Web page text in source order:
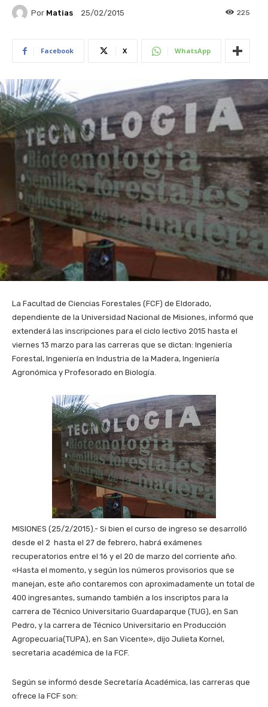
Por Matias 25/02/2015 225
Facebook X WhatsApp
La Facultad de Ciencias Forestales (FCF) de Eldorado,
dependiente de la Universidad Nacional de Misiones, informó que
extenderá las inscripciones para el ciclo lectivo 2015 hasta el
viernes 13 marzo para las carreras que se dictan: Ingeniería
Forestal, Ingeniería en Industria de la Madera, Ingeniería
Agronómica y Profesorado en Biología.
MISIONES (25/2/2015).- Si bien el curso de ingreso se desarrolló
desde el 2 hasta el 27 de febrero, habrá exámenes
recuperatorios entre el 16 y el 20 de marzo del corriente año.
«Hasta el momento, y según los números provisorios que se
manejan, este año contaremos con aproximadamente un total de
400 ingresantes, sumando también a los inscriptos para la
carrera de Técnico Universitario Guardaparque (TUG), en San
Pedro, y la carrera de Técnico Universitario en Producción
Agropecuaria(TUPA), en San Vicente», dijo Julieta Kornel,
secretaria académica de la FCF.
Según se informó desde Secretaría Académica, las carreras que
ofrece la FCF son: